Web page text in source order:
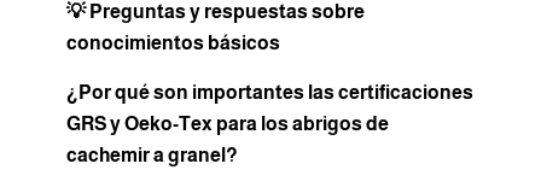
💡 Preguntas y respuestas sobre
conocimientos básicos
¿Por qué son importantes las certificaciones
GRS y Oeko-Tex para los abrigos de
cachemir a granel?